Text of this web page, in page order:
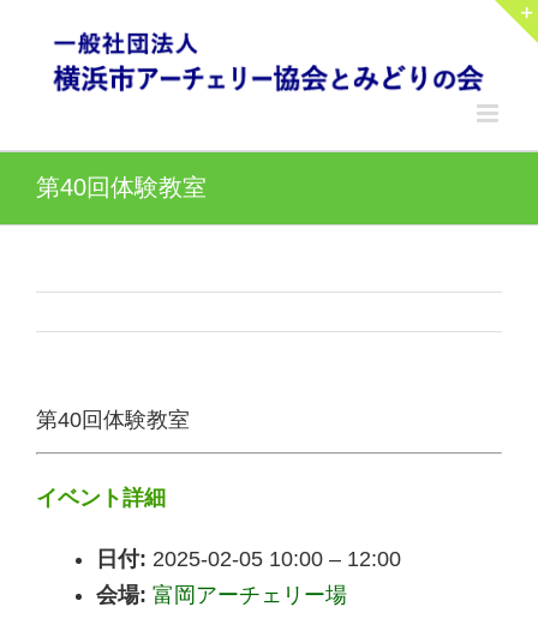
content
第40回体験教室
第40回体験教室
イベント詳細
日付: 2025-02-05 10:00 – 12:00
会場: 富岡アーチェリー場